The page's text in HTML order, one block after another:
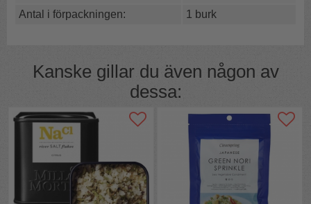
Ursprung:EU
Antal i förpackningen:
1 burk
Kanske gillar du även någon av
dessa: